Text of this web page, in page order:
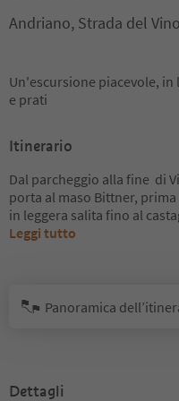
Andriano, Strada del Vino
Un'escursione piacevole,
e prati
Itinerario
Dal parcheggio alla fine di
porta al maso Bittner,
in leggera salita fino al
Leggi tutto
Panoramica
Dettagli